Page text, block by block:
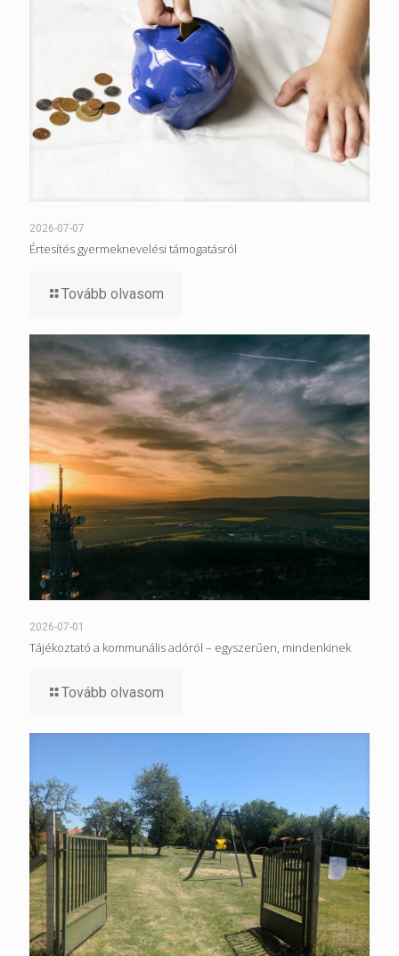
2026-07-07
Értesítés gyermeknevelési támogatásról
Tovább olvasom
2026-07-01
Tájékoztató a kommunális adóról – egyszerűen, mindenkinek
Tovább olvasom